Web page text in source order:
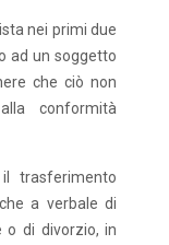
nei primi due
ad un soggetto
che ciò non
conformità
trasferimento
a verbale di
o di divorzio, in